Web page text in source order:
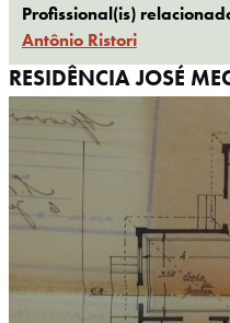
Profissional(is)
Antônio Ristori
RESIDÊNCIA JOSÉ